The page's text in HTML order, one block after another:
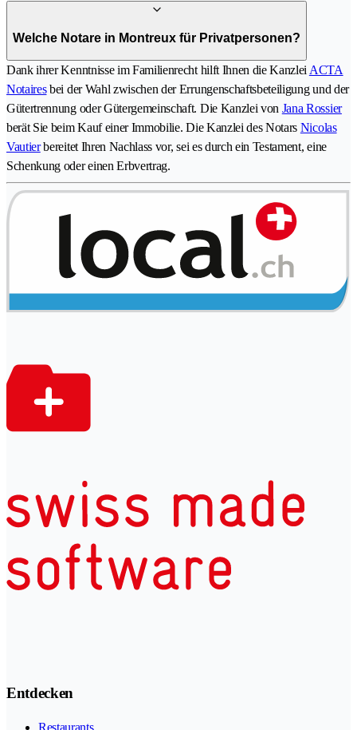
Welche Notare in Montreux für Privatpersonen?
Dank ihrer Kenntnisse im Familienrecht hilft Ihnen die Kanzlei ACTA
Notairesbei der Wahl zwischen der Errungenschaftsbeteiligung und der
Gütertrennung oder Gütergemeinschaft. Die Kanzlei von Jana Rossier
berät Sie beim Kauf einer Immobilie. Die Kanzlei des Notars Nicolas
Vautierbereitet Ihren Nachlass vor, sei es durch ein Testament, eine
Schenkung oder einen Erbvertrag.
Entdecken
Restaurants